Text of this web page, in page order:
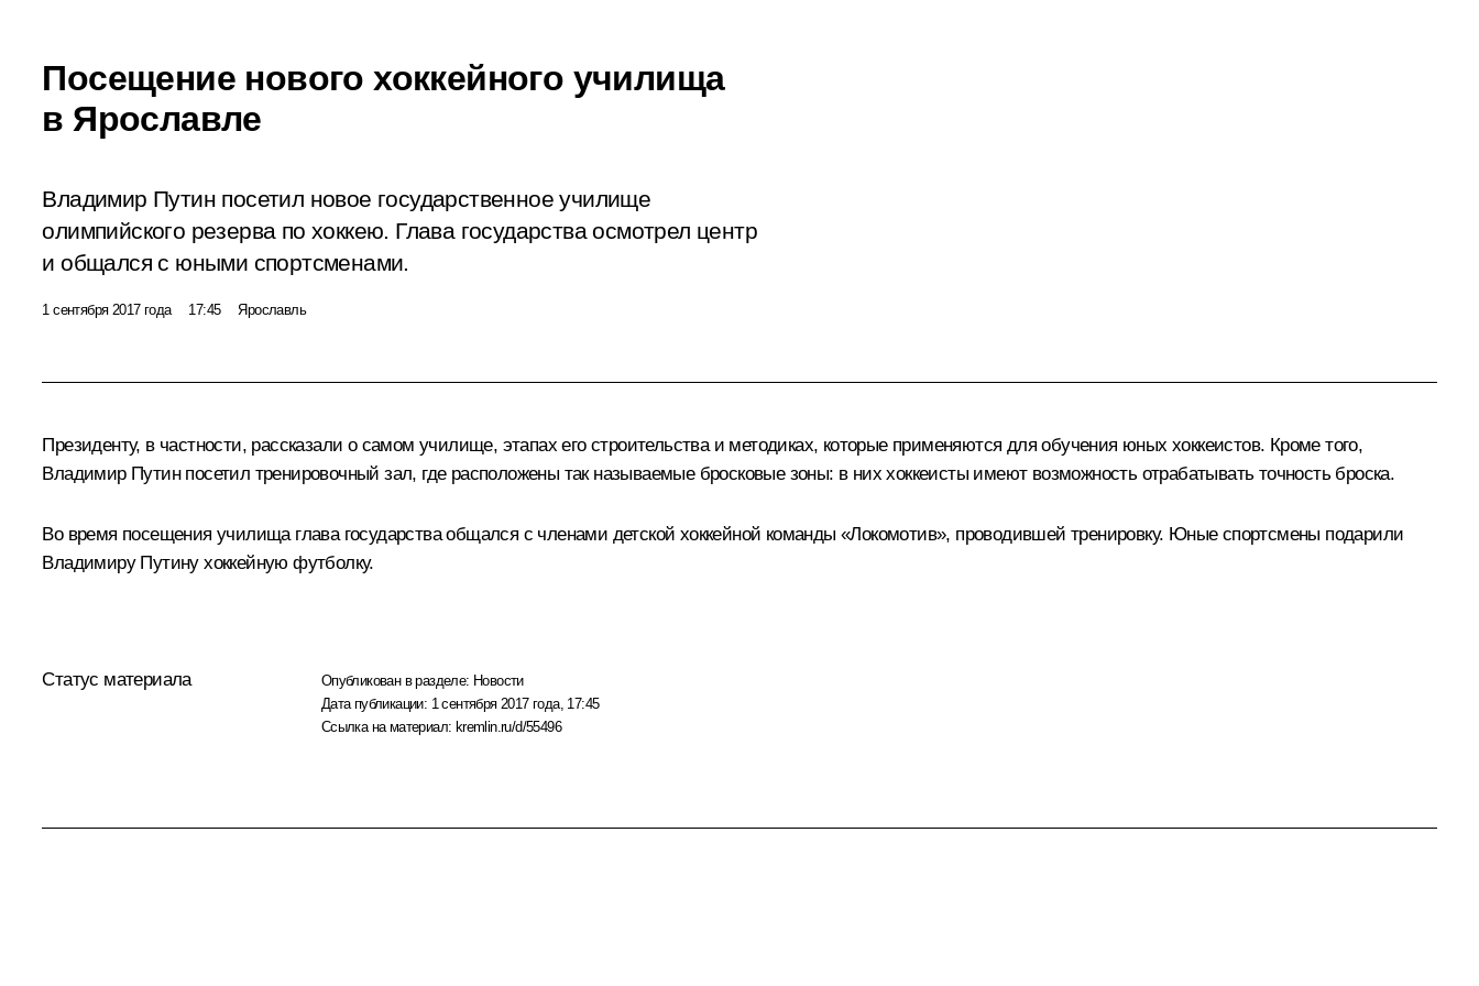
Посещение нового хоккейного училища
в Ярославле
Владимир Путин посетил новое государственное училище
олимпийского резерва по хоккею. Глава государства осмотрел центр
и общался с юными спортсменами.
1 сентября 2017 года 17:45 Ярославль
Президенту, в частности, рассказали о самом училище, этапах его строительства и методиках, которые применяются для обучения юных хоккеистов. Кроме того,
Владимир Путин посетил тренировочный зал, где расположены так называемые бросковые зоны: в них хоккеисты имеют возможность отрабатывать точность броска.
Во время посещения училища глава государства общался с членами детской хоккейной команды «Локомотив», проводившей тренировку. Юные спортсмены подарили
Владимиру Путину хоккейную футболку.
Статус материала Опубликован в разделе: Новости
Дата публикации: 1 сентября 2017 года, 17:45
Ссылка на материал: kremlin.ru/d/55496